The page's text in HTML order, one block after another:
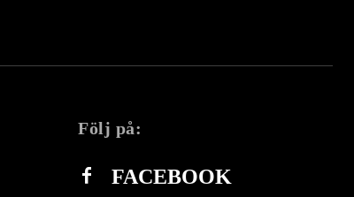
Följ på:
FACEBOOK